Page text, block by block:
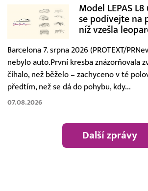
Model LEPAS
se podívejte na
níž vzešla
Barcelona 7. srpna 2026 (PROTEXT/
nebylo auto.První kresba znázorňovala
číhalo, než běželo – zachyceno v té
předtím, než se dá do pohybu, kdy...
07.08.2026
Další zprávy